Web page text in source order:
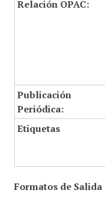
Relación OPAC:
Publicación
Periódica:
Etiquetas
Formatos de Salida